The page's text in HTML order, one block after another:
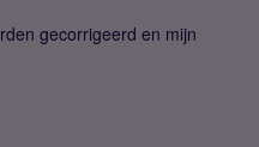
gecorrigeerd en mijn